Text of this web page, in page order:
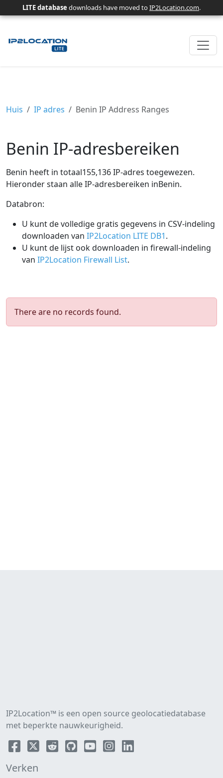
LITE database downloads have moved toIP2Location.com.
Huis IP adres Benin IP Address Ranges
Benin IP-adresbereiken
Benin heeft in totaal155,136 IP-adres toegewezen.
Hieronder staan ​​alle IP-adresbereiken inBenin.
Databron:
U kunt de volledige gratis gegevens in CSV-indeling
downloaden van IP2Location LITE DB1.
U kunt de lijst ook downloaden in firewall-indeling
van IP2Location Firewall List.
There are no records found.
IP2Location™ is een open source geolocatiedatabase
met beperkte nauwkeurigheid.
Verken